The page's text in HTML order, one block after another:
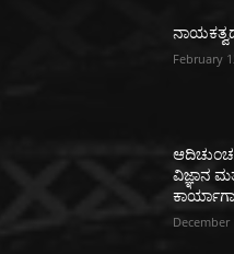
February
ವಿಜ್ಞಾನ
December